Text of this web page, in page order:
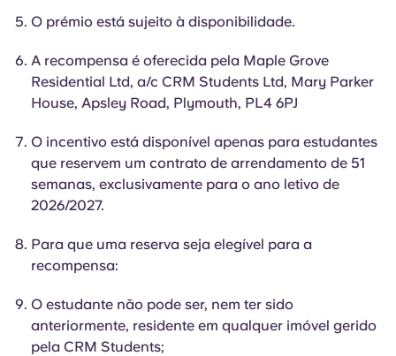
Català
Deutsch
Italian
Portuguese
O prémio está sujeito à disponibilidade.
A recompensa é oferecida pela Maple Grove
Residential Ltd, a/c CRM Students Ltd, Mary Parker
House, Apsley Road, Plymouth, PL4 6PJ
O incentivo está disponível apenas para estudantes
que reservem um contrato de arrendamento de 51
semanas, exclusivamente para o ano letivo de
2026/2027.
Para que uma reserva seja elegível para a
recompensa:
O estudante não pode ser, nem ter sido
anteriormente, residente em qualquer imóvel gerido
pela CRM Students;